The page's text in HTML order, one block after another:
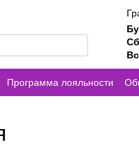
Программа лояльности